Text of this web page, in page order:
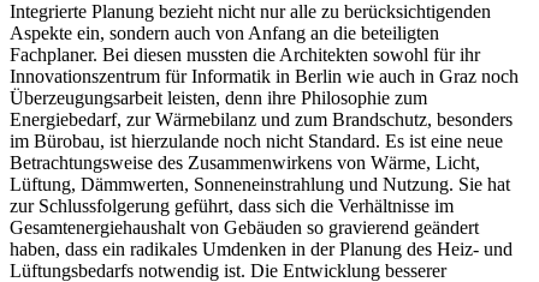
Integrierte Planung bezieht nicht nur alle zu berücksichtigenden
Aspekte ein, sondern auch von Anfang an die beteiligten
Fachplaner. Bei diesen mussten die Architekten sowohl für ihr
Innovationszentrum für Informatik in Berlin wie auch in Graz noch
Überzeugungsarbeit leisten, denn ihre Philosophie zum
Energiebedarf, zur Wärmebilanz und zum Brandschutz, besonders
im Bürobau, ist hierzulande noch nicht Standard. Es ist eine neue
Betrachtungsweise des Zusammenwirkens von Wärme, Licht,
Lüftung, Dämmwerten, Sonneneinstrahlung und Nutzung. Sie hat
zur Schlussfolgerung geführt, dass sich die Verhältnisse im
Gesamtenergiehaushalt von Gebäuden so gravierend geändert
haben, dass ein radikales Umdenken in der Planung des Heiz- und
Lüftungsbedarfs notwendig ist. Die Entwicklung besserer